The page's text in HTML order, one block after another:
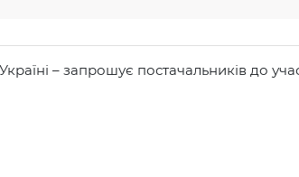
– запрошує постачальників до